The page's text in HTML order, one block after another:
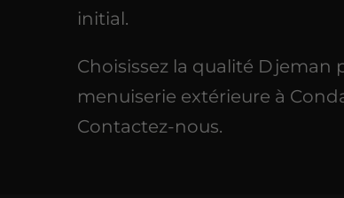
initial.
Choisissez la qualité Djeman
menuiserie extérieure à
Contactez-nous.